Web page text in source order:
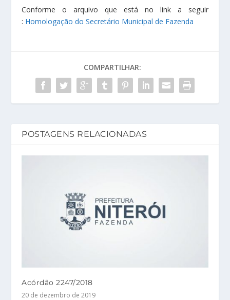
Conforme o arquivo que está no link a seguir
: Homologação do Secretário Municipal de Fazenda
COMPARTILHAR:
POSTAGENS RELACIONADAS
Acórdão 2247/2018
20 de dezembro de 2019